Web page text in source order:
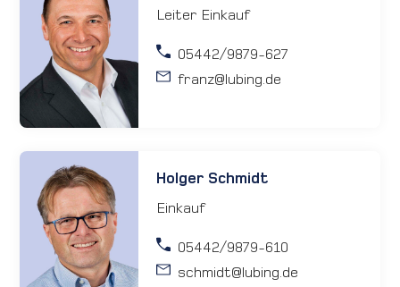
Leiter Einkauf
05442/9879-627
franz@lubing.de
Holger Schmidt
Einkauf
05442/9879-610
schmidt@lubing.de